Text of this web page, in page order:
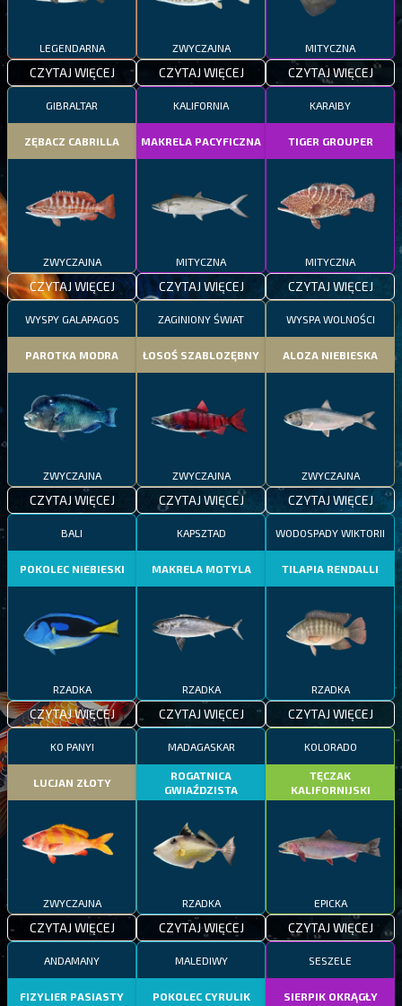
LEGENDARNA
CZYTAJ WIĘCEJ
ZWYCZAJNA
CZYTAJ WIĘCEJ
MITYCZNA
CZYTAJ WIĘCEJ
GIBRALTAR
ZĘBACZ CABRILLA
ZWYCZAJNA
CZYTAJ WIĘCEJ
KALIFORNIA
MAKRELA PACYFICZNA
MITYCZNA
CZYTAJ WIĘCEJ
KARAIBY
TIGER GROUPER
MITYCZNA
CZYTAJ WIĘCEJ
WYSPY GALAPAGOS
PAROTKA MODRA
ZWYCZAJNA
CZYTAJ WIĘCEJ
ZAGINIONY ŚWIAT
ŁOSOŚ SZABLOZĘBNY
ZWYCZAJNA
CZYTAJ WIĘCEJ
WYSPA WOLNOŚCI
ALOZA NIEBIESKA
ZWYCZAJNA
CZYTAJ WIĘCEJ
BALI
POKOLEC NIEBIESKI
RZADKA
CZYTAJ WIĘCEJ
KAPSZTAD
MAKRELA MOTYLA
RZADKA
CZYTAJ WIĘCEJ
WODOSPADY WIKTORII
TILAPIA RENDALLI
RZADKA
CZYTAJ WIĘCEJ
KO PANYI
LUCJAN ZŁOTY
ZWYCZAJNA
CZYTAJ WIĘCEJ
MADAGASKAR
ROGATNICA
GWIAŹDZISTA
RZADKA
CZYTAJ WIĘCEJ
KOLORADO
TĘCZAK
KALIFORNIJSKI
EPICKA
CZYTAJ WIĘCEJ
ANDAMANY
FIZYLIER PASIASTY
MALEDIWY
POKOLEC CYRULIK
SESZELE
SIERPIK OKRĄGŁY